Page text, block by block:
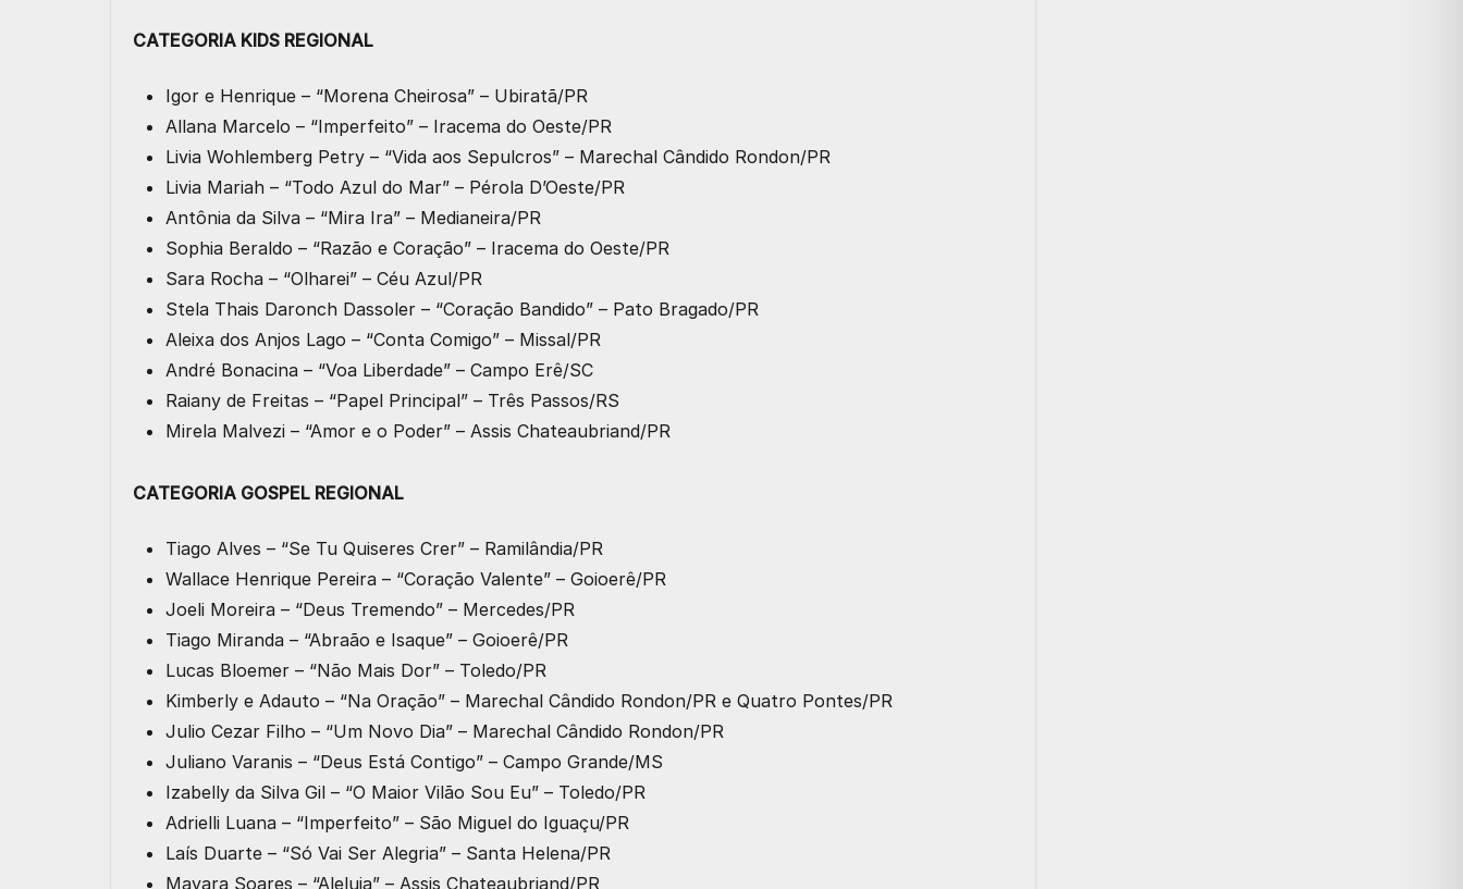
CATEGORIA KIDS REGIONAL
Igor e Henrique – “Morena Cheirosa” – Ubiratã/PR
Allana Marcelo – “Imperfeito” – Iracema do Oeste/PR
Livia Wohlemberg Petry – “Vida aos Sepulcros” – Marechal Cândido Rondon/PR
Livia Mariah – “Todo Azul do Mar” – Pérola D’Oeste/PR
Antônia da Silva – “Mira Ira” – Medianeira/PR
Sophia Beraldo – “Razão e Coração” – Iracema do Oeste/PR
Sara Rocha – “Olharei” – Céu Azul/PR
Stela Thais Daronch Dassoler – “Coração Bandido” – Pato Bragado/PR
Aleixa dos Anjos Lago – “Conta Comigo” – Missal/PR
André Bonacina – “Voa Liberdade” – Campo Erê/SC
Raiany de Freitas – “Papel Principal” – Três Passos/RS
Mirela Malvezi – “Amor e o Poder” – Assis Chateaubriand/PR
CATEGORIA GOSPEL REGIONAL
Tiago Alves – “Se Tu Quiseres Crer” – Ramilândia/PR
Wallace Henrique Pereira – “Coração Valente” – Goioerê/PR
Joeli Moreira – “Deus Tremendo” – Mercedes/PR
Tiago Miranda – “Abraão e Isaque” – Goioerê/PR
Lucas Bloemer – “Não Mais Dor” – Toledo/PR
Kimberly e Adauto – “Na Oração” – Marechal Cândido Rondon/PR e Quatro Pontes/PR
Julio Cezar Filho – “Um Novo Dia” – Marechal Cândido Rondon/PR
Juliano Varanis – “Deus Está Contigo” – Campo Grande/MS
Izabelly da Silva Gil – “O Maior Vilão Sou Eu” – Toledo/PR
Adrielli Luana – “Imperfeito” – São Miguel do Iguaçu/PR
Laís Duarte – “Só Vai Ser Alegria” – Santa Helena/PR
Mayara Soares – “Aleluia” – Assis Chateaubriand/PR